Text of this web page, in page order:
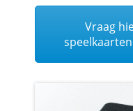
Vraag